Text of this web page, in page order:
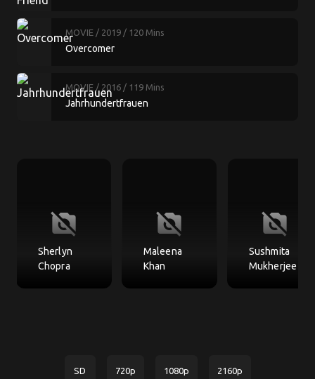
MOVIE / 2019 / 120 Mins
Overcomer
MOVIE / 2016 / 119 Mins
Jahrhundertfrauen
no_photography
Sherlyn
Chopra
no_photography
Maleena
Khan
no_photography
Sushmita
Mukherjee
SD 720p 1080p 2160p